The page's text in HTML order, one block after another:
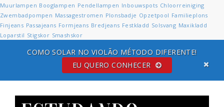
Muurlampen Booglampen Pendellampen Inbouwspots Chloorreiniging
Zwembadpompen Massagestromen Plonsbadje Opzetpool Familieplons
Finjeans Passajeans Formjeans Bredjeans Festkladd Solsvang Maxikladd
Loparstil Stigskor Smashskor
EU QUERO CONHECER